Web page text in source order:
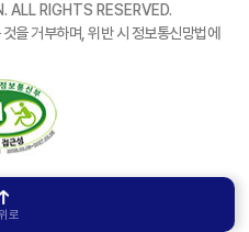
RIGHTS RESERVED.
을 거부하며, 위반 시 정보통신망법에
로